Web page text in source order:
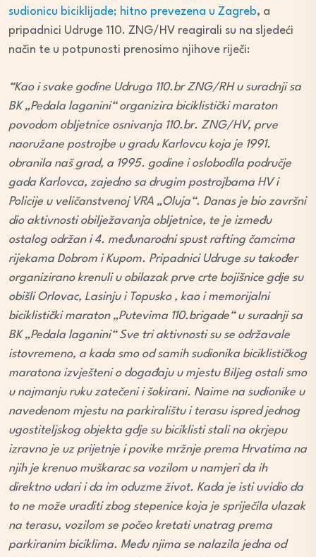
sudionicu biciklijade; hitno prevezena u Zagreb, a
pripadnici Udruge 110. ZNG/HV reagirali su na sljedeći
način te u potpunosti prenosimo njihove riječi:
“Kao i svake godine Udruga 110.br ZNG/RH u suradnji sa
BK „Pedala laganini“ organizira biciklistički maraton
povodom obljetnice osnivanja 110.br. ZNG/HV, prve
naoružane postrojbe u gradu Karlovcu koja je 1991.
obranila naš grad, a 1995. godine i oslobodila područje
gada Karlovca, zajedno sa drugim postrojbama HV i
Policije u veličanstvenoj VRA „Oluja“. Danas je bio završni
dio aktivnosti obilježavanja obljetnice, te je između
ostalog održan i 4. međunarodni spust rafting čamcima
rijekama Dobrom i Kupom. Pripadnici Udruge su također
organizirano krenuli u obilazak prve crte bojišnice gdje su
obišli Orlovac, Lasinju i Topusko , kao i memorijalni
biciklistički maraton „Putevima 110.brigade“ u suradnji sa
BK „Pedala laganini“ Sve tri aktivnosti su se održavale
istovremeno, a kada smo od samih sudionika biciklističkog
maratona izvješteni o događaju u mjestu Biljeg ostali smo
u najmanju ruku zatečeni i šokirani. Naime na sudionike u
navedenom mjestu na parkiralištu i terasu ispred jednog
ugostiteljskog objekta gdje su biciklisti stali na okrjepu
izravno je uz prijetnje i povike mržnje prema Hrvatima na
njih je krenuo muškarac sa vozilom u namjeri da ih
direktno udari i da im oduzme život. Kada je isti uvidio da
to ne može uraditi zbog stepenice koja je spriječila ulazak
na terasu, vozilom se počeo kretati unatrag prema
parkiranim biciklima. Među njima se nalazila jedna od